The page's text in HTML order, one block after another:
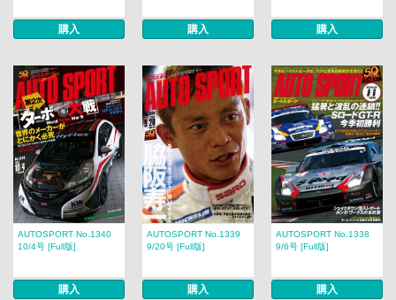
購入 購入 購入
AUTOSPORT No.1340
10/4号 [Full版]
購入
AUTOSPORT No.1339
9/20号 [Full版]
購入
AUTOSPORT No.1338
9/6号 [Full版]
購入